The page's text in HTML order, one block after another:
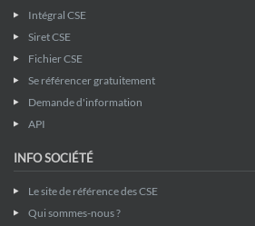
Intégral CSE
Siret CSE
Fichier CSE
Se référencer gratuitement
Demande d'information
API
INFO SOCIÉTÉ
Le site de référence des CSE
Qui sommes-nous ?